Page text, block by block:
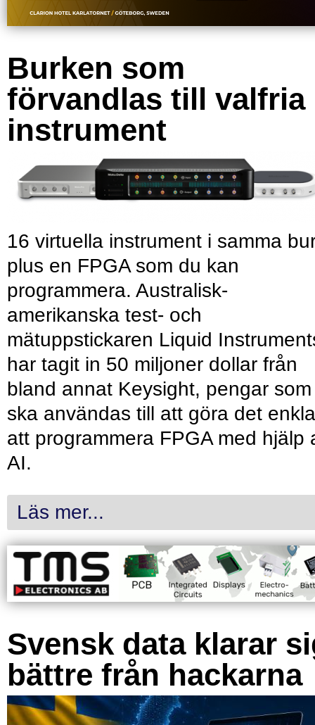
Burken som
förvandlas till valfria
instrument
16 virtuella instrument i samma
plus en FPGA som du kan
programmera. Australisk-
amerikanska test- och
mätuppstickaren Liquid
har tagit in 50 miljoner dollar från
bland annat Keysight, pengar som
ska användas till att göra det
att programmera FPGA med hjälp
AI.
Läs mer...
Svensk data klarar
bättre från hackarna